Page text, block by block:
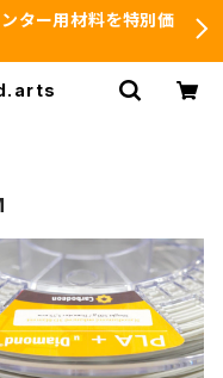
ター用材料を特別価